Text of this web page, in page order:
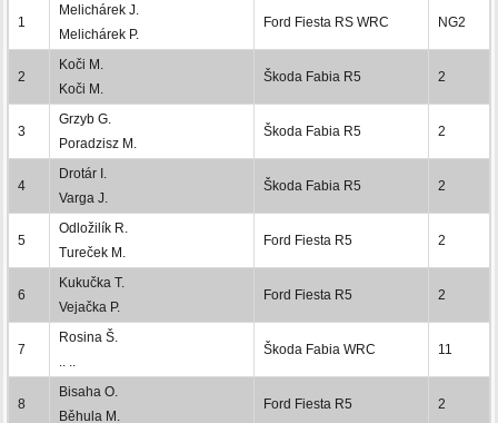
1
Melichárek J.
Melichárek P.
Ford Fiesta RS WRC NG2
2
Koči M.
Koči M.
Škoda Fabia R5 2
3
Grzyb G.
Poradzisz M.
Škoda Fabia R5 2
4
Drotár I.
Varga J.
Škoda Fabia R5 2
5
Odložilík R.
Tureček M.
Ford Fiesta R5 2
6
Kukučka T.
Vejačka P.
Ford Fiesta R5 2
7
Rosina Š.
.. ..
Škoda Fabia WRC 11
8
Bisaha O.
Běhula M.
Ford Fiesta R5 2